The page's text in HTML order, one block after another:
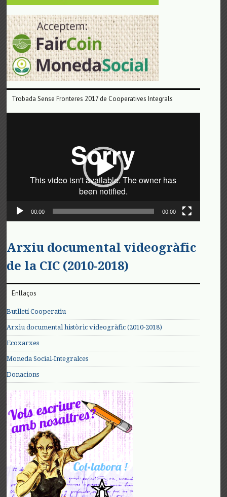
Trobada Sense Fronteres 2017 de Cooperatives Integrals
00:00 00:00
Arxiu documental videogràfic
de la CIC (2010-2018)
Enllaços
Butlletí Cooperatiu
Arxiu documental històric videogràfic (2010-2018)
Ecoxarxes
Moneda Social-Integralces
Donacions